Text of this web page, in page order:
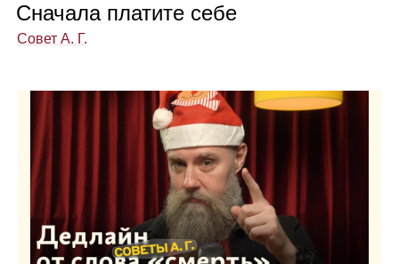
Сна­чала пла­тите себе
Совет А. Г.